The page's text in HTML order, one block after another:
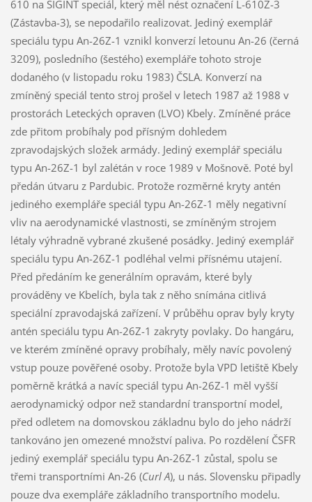
610 na SIGINT speciál, který měl nést označení L-610Z-3
(Zástavba-3), se nepodařilo realizovat. Jediný exemplář
speciálu typu An-26Z-1 vznikl konverzí letounu An-26 (černá
3209), posledního (šestého) exempláře tohoto stroje
dodaného (v listopadu roku 1983) ČSLA. Konverzí na
zmíněný speciál tento stroj prošel v letech 1987 až 1988 v
prostorách Leteckých opraven (LVO) Kbely. Zmíněné práce
zde přitom probíhaly pod přísným dohledem
zpravodajských složek armády. Jediný exemplář speciálu
typu An-26Z-1 byl zalétán v roce 1989 v Mošnově. Poté byl
předán útvaru z Pardubic. Protože rozměrné kryty antén
jediného exempláře speciál typu An-26Z-1 měly negativní
vliv na aerodynamické vlastnosti, se zmíněným strojem
létaly výhradně vybrané zkušené posádky. Jediný exemplář
speciálu typu An-26Z-1 podléhal velmi přísnému utajení.
Před předáním ke generálním opravám, které byly
prováděny ve Kbelích, byla tak z něho snímána citlivá
speciální zpravodajská zařízení. V průběhu oprav byly kryty
antén speciálu typu An-26Z-1 zakryty povlaky. Do hangáru,
ve kterém zmíněné opravy probíhaly, měly navíc povolený
vstup pouze pověřené osoby. Protože byla VPD letiště Kbely
poměrně krátká a navíc speciál typu An-26Z-1 měl vyšší
aerodynamický odpor než standardní transportní model,
před odletem na domovskou základnu bylo do jeho nádrží
tankováno jen omezené množství paliva. Po rozdělení ČSFR
jediný exemplář speciálu typu An-26Z-1 zůstal, spolu se
třemi transportními An-26 (Curl A), u nás. Slovensku připadly
pouze dva exempláře základního transportního modelu.